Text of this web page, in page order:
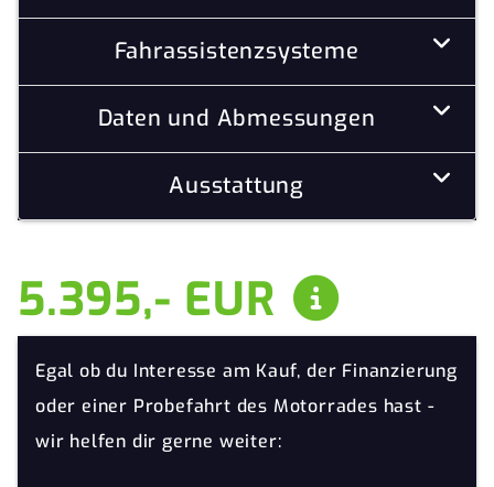
Fahrassistenzsysteme
Daten und Abmessungen
Ausstattung
5.395,- EUR
Egal ob du Interesse am Kauf, der Finanzierung
oder einer Probefahrt des Motorrades hast -
wir helfen dir gerne weiter: